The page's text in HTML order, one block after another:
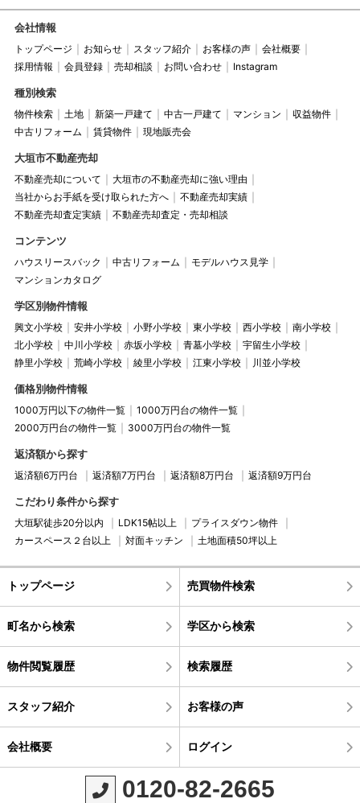
会社情報
トップページ お知らせ スタッフ紹介 お客様の声
会社概要
採用情報
会員登録 売却相談 お問い合わせ Instagram
種別検索
物件検索 土地 新築一戸建て 中古一戸建て マンション
収益物件
中古リフォーム
賃貸物件 現地販売会
大垣市不動産売却
不動産売却について
大垣市の不動産売却に強い理由
当社からお手紙を受け取られた方へ
不動産売却実績
不動産売却査定実績
不動産売却査定・売却相談
コンテンツ
ハウスリースバック 中古リフォーム
モデルハウス見学
マンションカタログ
学区別物件情報
興文小学校 安井小学校 小野小学校 東小学校 西小学校
南小学校
北小学校
中川小学校 赤坂小学校 青墓小学校
宇留生小学校
静里小学校
荒崎小学校 綾里小学校 江東小学校 川並小学校
価格別物件情報
1000万円以下の物件一覧
1000万円台の物件一覧
2000万円台の物件一覧
3000万円台の物件一覧
返済額から探す
返済額6万円台 返済額7万円台 返済額8万円台 返済額9万円台
こだわり条件から探す
大垣駅徒歩20分以内 LDK15帖以上
プライスダウン物件
カースペース２台以上
対面キッチン 土地面積50坪以上
トップページ 売買物件検索
町名から検索 学区から検索
物件閲覧履歴 検索履歴
スタッフ紹介 お客様の声
会社概要 ログイン
0120-82-2665